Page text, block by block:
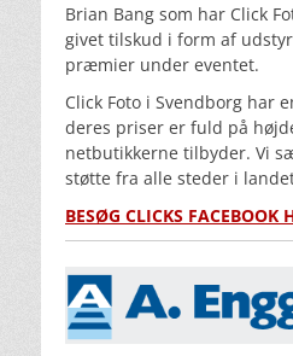
Brian Bang som har Click
givet tilskud i form af
præmier under eventet.
Click Foto i Svendborg har
deres priser er fuld på
netbutikkerne tilbyder. Vi
støtte fra alle steder i
BESØG CLICKS FACEBOOK